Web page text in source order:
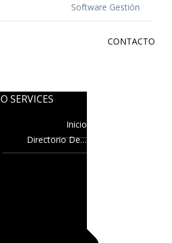
Software Gestión
CONTACTO
SERVICES
Inicio
Directorio De…